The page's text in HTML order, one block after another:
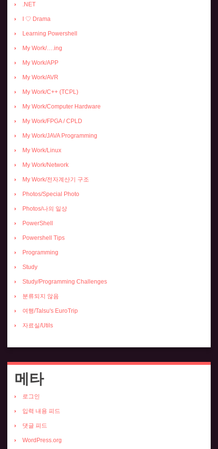
.NET
I ♡ Drama
Learning Powershell
My Work/….ing
My Work/APP
My Work/AVR
My Work/C++ (TCPL)
My Work/Computer Hardware
My Work/FPGA / CPLD
My Work/JAVA Programming
My Work/Linux
My Work/Network
My Work/전자계산기 구조
Photos/Special Photo
Photos/나의 일상
PowerShell
Powershell Tips
Programming
Study
Study/Programming Challenges
분류되지 않음
여행/Talsu's EuroTrip
자료실/Utils
메타
로그인
입력 내용 피드
댓글 피드
WordPress.org